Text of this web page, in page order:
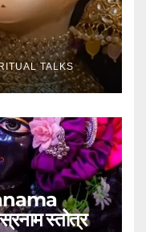
TALKS
स्तोत्र